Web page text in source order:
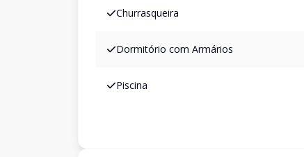
Churrasqueira
Dormitório com Armários
Piscina